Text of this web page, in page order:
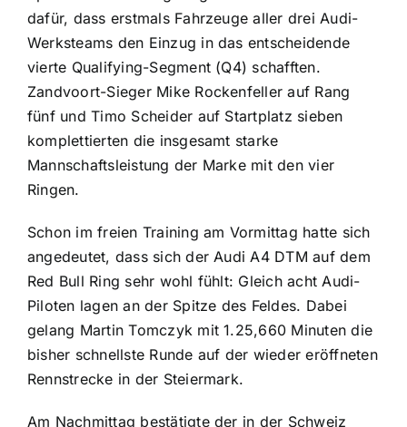
dafür, dass erstmals Fahrzeuge aller drei Audi-
Werksteams den Einzug in das entscheidende
vierte Qualifying-Segment (Q4) schafften.
Zandvoort-Sieger Mike Rockenfeller auf Rang
fünf und Timo Scheider auf Startplatz sieben
komplettierten die insgesamt starke
Mannschaftsleistung der Marke mit den vier
Ringen.
Schon im freien Training am Vormittag hatte sich
angedeutet, dass sich der Audi A4 DTM auf dem
Red Bull Ring sehr wohl fühlt: Gleich acht Audi-
Piloten lagen an der Spitze des Feldes. Dabei
gelang Martin Tomczyk mit 1.25,660 Minuten die
bisher schnellste Runde auf der wieder eröffneten
Rennstrecke in der Steiermark.
Am Nachmittag bestätigte der in der Schweiz